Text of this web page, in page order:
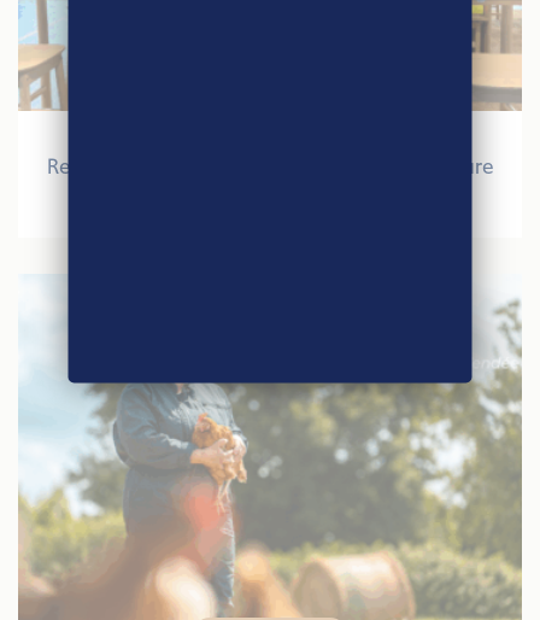
Retour sur le Salon International de l’Agriculture